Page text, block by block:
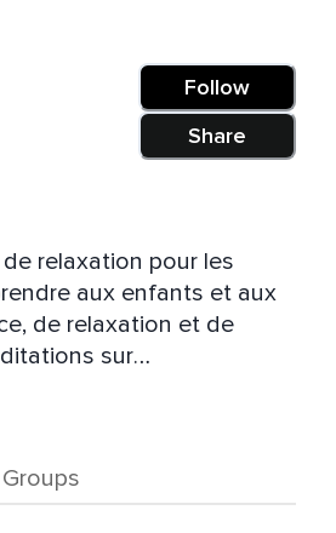
Follow
Share
relaxation pour les
aux enfants et aux
de relaxation et de
sur
des violences
Groups